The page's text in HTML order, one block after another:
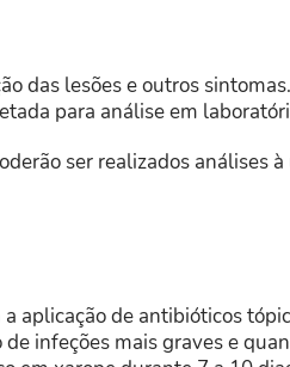
das lesões e outros
para análise em
ser realizados análises à
aplicação de antibióticos
infeções mais graves e